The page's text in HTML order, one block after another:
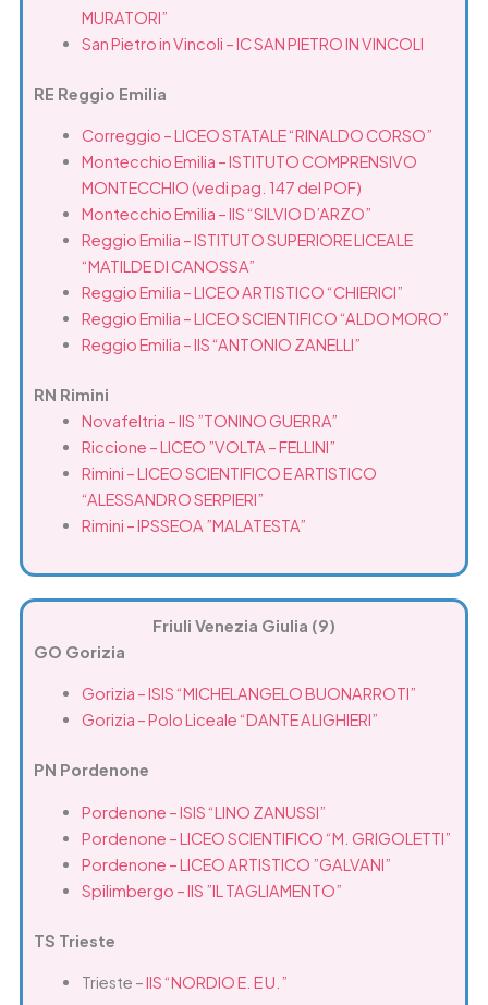
MURATORI”
San Pietro in Vincoli – IC SAN PIETRO IN VINCOLI
RE Reggio Emilia
Correggio – LICEO STATALE “RINALDO CORSO”
Montecchio Emilia – ISTITUTO COMPRENSIVO
MONTECCHIO (vedi pag. 147 del POF)
Montecchio Emilia – IIS “SILVIO D’ARZO”
Reggio Emilia – ISTITUTO SUPERIORE LICEALE
“MATILDE DI CANOSSA”
Reggio Emilia – LICEO ARTISTICO “CHIERICI”
Reggio Emilia – LICEO SCIENTIFICO “ALDO MORO”
Reggio Emilia – IIS “ANTONIO ZANELLI”
RN Rimini
Novafeltria – IIS ”TONINO GUERRA”
Riccione – LICEO ”VOLTA – FELLINI”
Rimini – LICEO SCIENTIFICO E ARTISTICO
“ALESSANDRO SERPIERI”
Rimini – IPSSEOA ”MALATESTA”
Friuli Venezia Giulia (9)
GO Gorizia
Gorizia – ISIS “MICHELANGELO BUONARROTI”
Gorizia – Polo Liceale “DANTE ALIGHIERI”
PN Pordenone
Pordenone – ISIS “LINO ZANUSSI”
Pordenone – LICEO SCIENTIFICO “M. GRIGOLETTI”
Pordenone – LICEO ARTISTICO ”GALVANI”
Spilimbergo – IIS ”IL TAGLIAMENTO”
TS Trieste
Trieste –IIS “NORDIO E. E U.”